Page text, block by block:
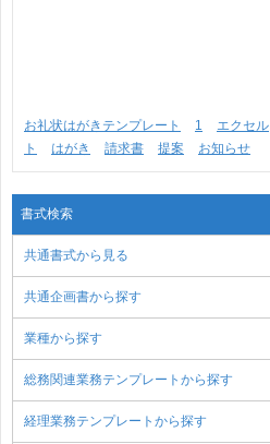
お礼状はがきテンプレート 1 エクセル
ト
はがき 請求書 提案 お知らせ
書式検索
共通書式から見る
共通企画書から探す
業種から探す
総務関連業務テンプレートから探す
経理業務テンプレートから探す